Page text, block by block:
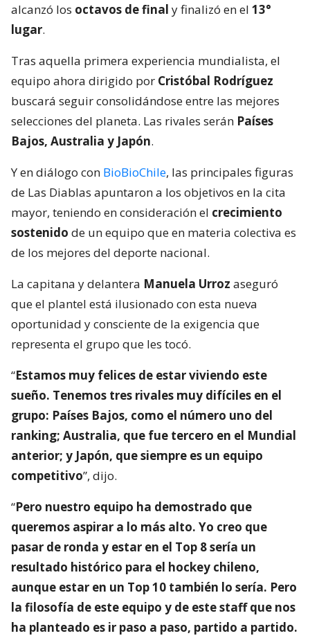
alcanzó los octavos de final y finalizó en el 13°
lugar.
Tras aquella primera experiencia mundialista, el
equipo ahora dirigido por Cristóbal Rodríguez
buscará seguir consolidándose entre las mejores
selecciones del planeta. Las rivales serán Países
Bajos, Australia y Japón.
Y en diálogo con BioBioChile, las principales figuras
de Las Diablas apuntaron a los objetivos en la cita
mayor, teniendo en consideración el crecimiento
sostenido de un equipo que en materia colectiva es
de los mejores del deporte nacional.
La capitana y delantera Manuela Urroz aseguró
que el plantel está ilusionado con esta nueva
oportunidad y consciente de la exigencia que
representa el grupo que les tocó.
“Estamos muy felices de estar viviendo este
sueño. Tenemos tres rivales muy difíciles en el
grupo: Países Bajos, como el número uno del
ranking; Australia, que fue tercero en el Mundial
anterior; y Japón, que siempre es un equipo
competitivo”, dijo.
“Pero nuestro equipo ha demostrado que
queremos aspirar a lo más alto. Yo creo que
pasar de ronda y estar en el Top 8 sería un
resultado histórico para el hockey chileno,
aunque estar en un Top 10 también lo sería. Pero
la filosofía de este equipo y de este staff que nos
ha planteado es ir paso a paso, partido a partido.